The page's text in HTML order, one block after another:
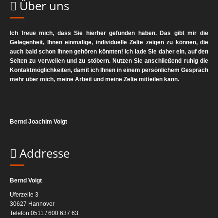
Speicherung widerrufen oder der Zweck für die Datenspeicherung
entfällt (z.B. nach abgeschlossener Bearbeitung Ihrer Anfrage).
Aufbewahrungsfristen – bleiben unberührt.
Über uns
ch freue mich, dass Sie hierher gefunden haben. Das gibt mir die
Gelegenheit, Ihnen einmalige, individuelle Zelte zeigen zu können, die
auch bald schon Ihnen gehören könnten! Ich lade Sie daher ein, auf den
Seiten zu verweilen und zu stöbern. Nutzen Sie anschließend ruhig die
Kontaktmöglichkeiten, damit ich Ihnen in einem persönlichem Gespräch
mehr über mich, meine Arbeit und meine Zelte mitteilen kann.
Bernd Joachim Voigt
Addresse
Bernd Voigt
Uferzeile 3
30627 Hannover
Telefon:0511 / 600 637 63